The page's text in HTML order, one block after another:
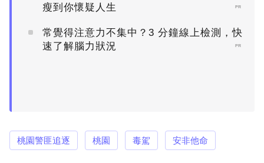
瘦到你懷疑人生
PR
常覺得注意力不集中？3 分鐘線上檢測，快
速了解腦力狀況
PR
桃園警匪追逐 桃園 毒駕 安非他命